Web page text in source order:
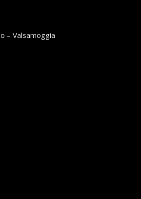
– Valsamoggia